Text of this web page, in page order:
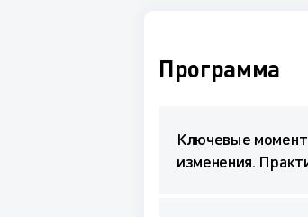
Программа
Ключевые
изменения.